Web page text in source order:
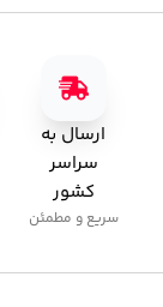
ارسال به
سراسر
کشور
سریع و مطمئن